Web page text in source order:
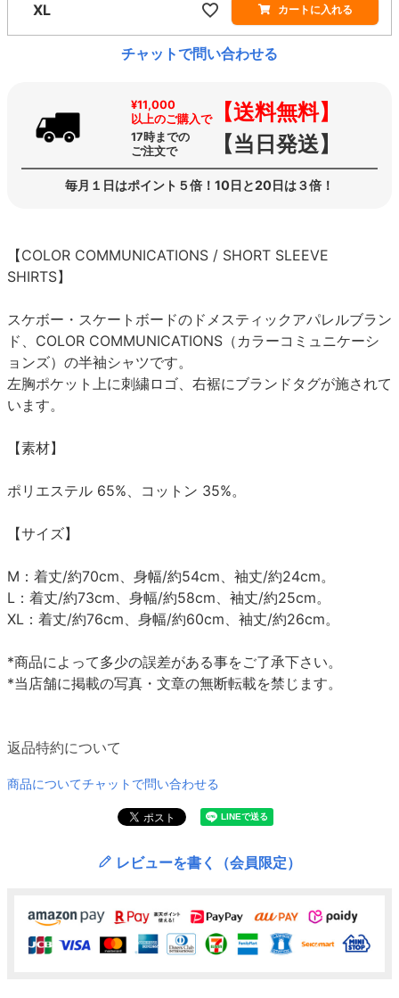
XL カートに入れる
チャットで問い合わせる
¥11,000
以上のご購入で【送料無料】
17時までの
ご注文で
【当日発送】
毎月１日はポイント５倍！10日と20日は３倍！
【COLOR COMMUNICATIONS / SHORT SLEEVE
SHIRTS】
スケボー・スケートボードのドメスティックアパレルブラン
ド、COLOR COMMUNICATIONS（カラーコミュニケーシ
ョンズ）の半袖シャツです。
左胸ポケット上に刺繍ロゴ、右裾にブランドタグが施されて
います。
【素材】
ポリエステル 65%、コットン 35%。
【サイズ】
M：着丈/約70cm、身幅/約54cm、袖丈/約24cm。
L：着丈/約73cm、身幅/約58cm、袖丈/約25cm。
XL：着丈/約76cm、身幅/約60cm、袖丈/約26cm。
*商品によって多少の誤差がある事をご了承下さい。
*当店舗に掲載の写真・文章の無断転載を禁じます。
返品特約について
商品についてチャットで問い合わせる
レビューを書く（会員限定）